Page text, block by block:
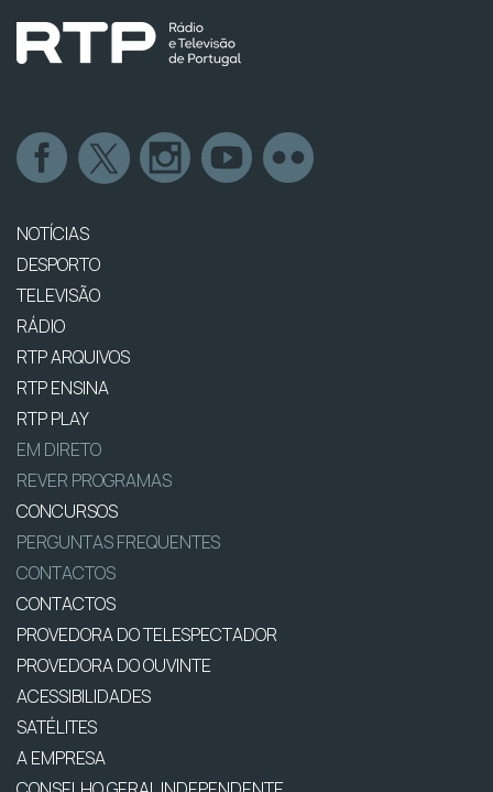
NOTÍCIAS
DESPORTO
TELEVISÃO
RÁDIO
RTP ARQUIVOS
RTP ENSINA
RTP PLAY
EM DIRETO
REVER PROGRAMAS
CONCURSOS
PERGUNTAS FREQUENTES
CONTACTOS
CONTACTOS
PROVEDORA DO TELESPECTADOR
PROVEDORA DO OUVINTE
ACESSIBILIDADES
SATÉLITES
A EMPRESA